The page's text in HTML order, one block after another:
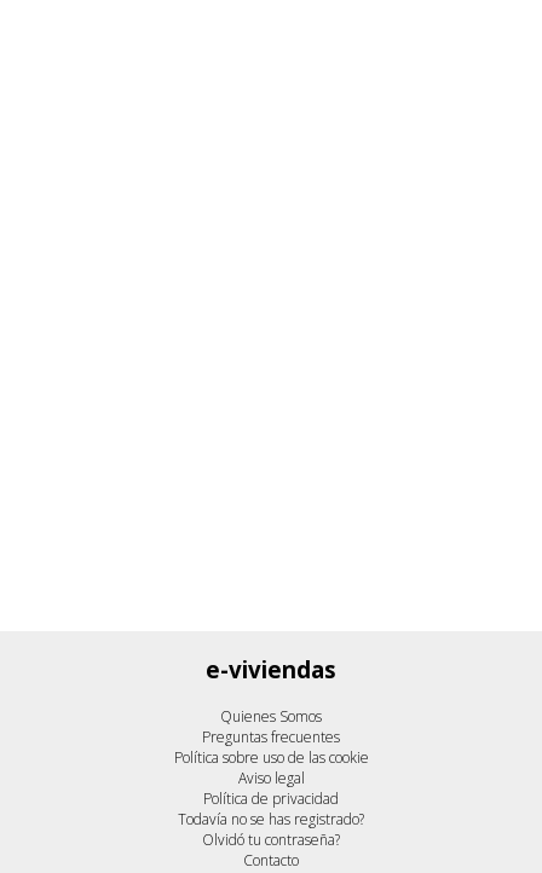
e-viviendas
Quienes Somos
Preguntas frecuentes
Política sobre uso de las cookie
Aviso legal
Política de privacidad
Todavía no se has registrado?
Olvidó tu contraseña?
Contacto